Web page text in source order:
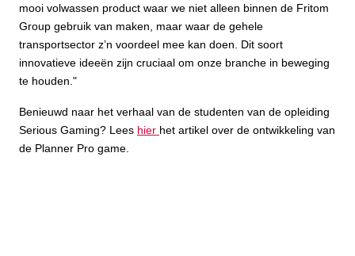
mooi volwassen product waar we niet alleen binnen de Fritom
Group gebruik van maken, maar waar de gehele
transportsector z’n voordeel mee kan doen. Dit soort
innovatieve ideeën zijn cruciaal om onze branche in beweging
te houden."
Benieuwd naar het verhaal van de studenten van de opleiding
Serious Gaming? Lees hier het artikel over de ontwikkeling van
de Planner Pro game.